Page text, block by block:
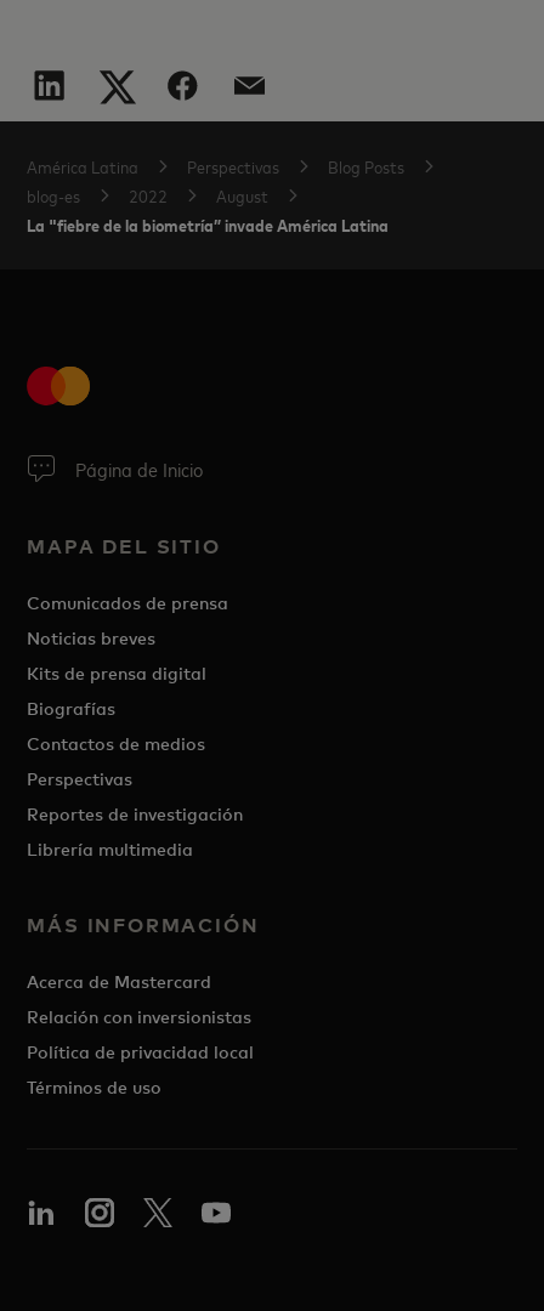
América Latina Perspectivas
Blog Posts
blog-es
2022 August
La "fiebre de la biometría” invade América Latina
Página de Inicio
MAPA DEL SITIO
Comunicados de prensa
Noticias breves
Kits de prensa digital
Biografías
Contactos de medios
Perspectivas
Reportes de investigación
Librería multimedia
MÁS INFORMACIÓN
Acerca de Mastercard
Relación con inversionistas
Política de privacidad local
Términos de uso